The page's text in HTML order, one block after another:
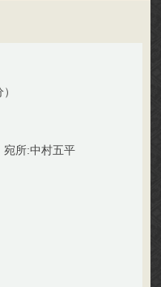
所:中村五平